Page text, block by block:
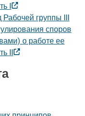
I
группы III
споров
о работе ее
II